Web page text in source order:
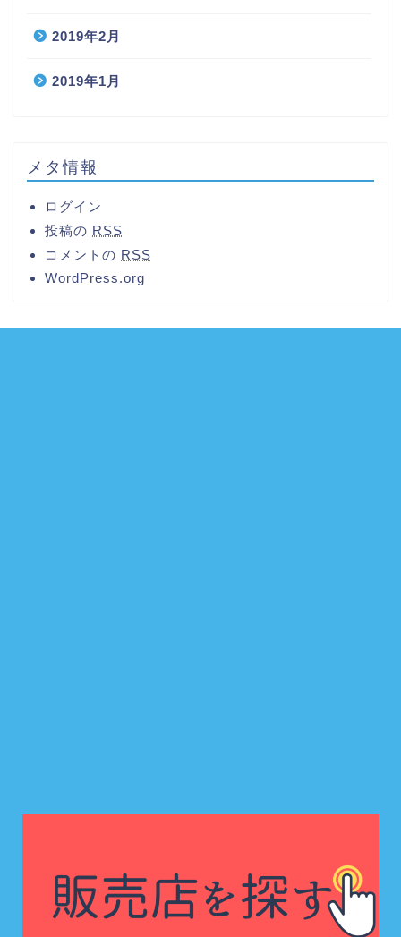
2019年2月
2019年1月
メタ情報
ログイン
投稿の RSS
コメントの RSS
WordPress.org